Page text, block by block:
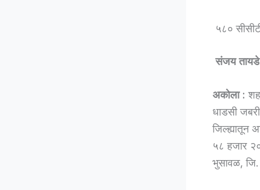
५८०
संजय तायडे
अकोला :
धाडसी
जिल्ह्यातून
५८ हजार
भुसावळ,